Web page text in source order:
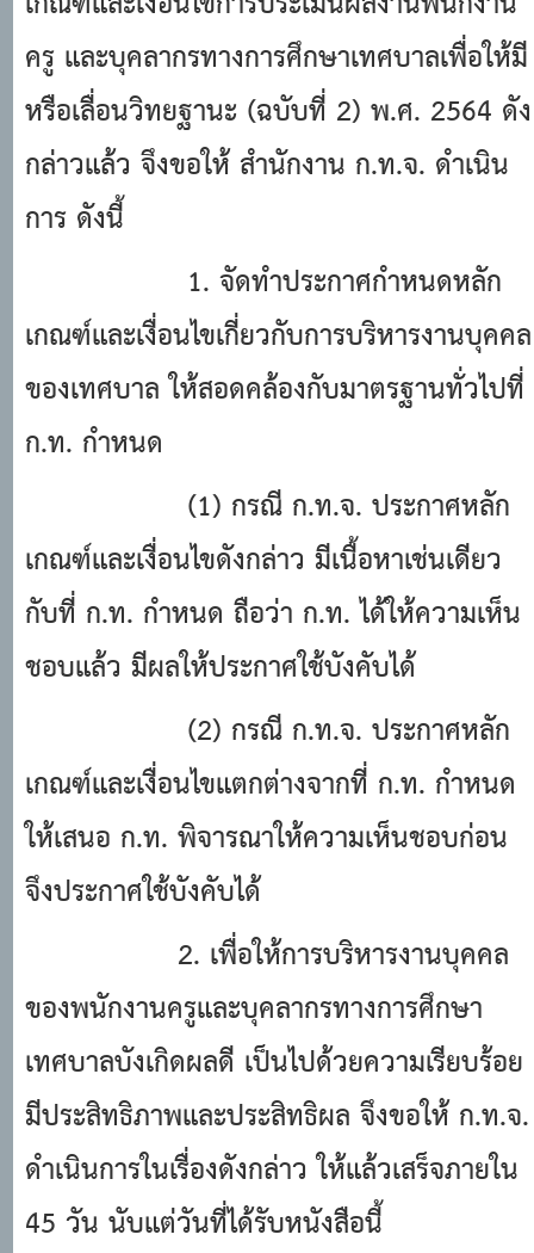
ครู และบุคลากรทางการศึกษาเทศบาลเพื่อให้มี
หรือเลื่อนวิทยฐานะ (ฉบับที่ 2) พ.ศ. 2564 ดัง
กล่าวแล้ว จึงขอให้ สํานักงาน ก.ท.จ. ดําเนิน
การ ดังนี้
1. จัดทําประกาศกําหนดหลัก
เกณฑ์และเงื่อนไขเกี่ยวกับการบริหารงานบุคคล
ของเทศบาล ให้สอดคล้องกับมาตรฐานทั่วไปที่
ก.ท. กําหนด
(1) กรณี ก.ท.จ. ประกาศหลัก
เกณฑ์และเงื่อนไขดังกล่าว มีเนื้อหาเช่นเดียว
กับที่ ก.ท. กําหนด ถือว่า ก.ท. ได้ให้ความเห็น
ชอบแล้ว มีผลให้ประกาศใช้บังคับได้
(2) กรณี ก.ท.จ. ประกาศหลัก
เกณฑ์และเงื่อนไขแตกต่างจากที่ ก.ท. กําหนด
ให้เสนอ ก.ท. พิจารณาให้ความเห็นชอบก่อน
จึงประกาศใช้บังคับได้
2. เพื่อให้การบริหารงานบุคคล
ของพนักงานครูและบุคลากรทางการศึกษา
เทศบาลบังเกิดผลดี เป็นไปด้วยความเรียบร้อย
มีประสิทธิภาพและประสิทธิผล จึงขอให้ ก.ท.จ.
ดําเนินการในเรื่องดังกล่าว ให้แล้วเสร็จภายใน
45 วัน นับแต่วันที่ได้รับหนังสือนี้